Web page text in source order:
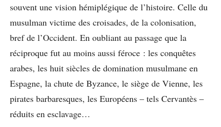
souvent une vision hémiplégique de l’histoire. Celle du
musulman victime des croisades, de la colonisation,
bref de l’Occident. En oubliant au passage que la
réciproque fut au moins aussi féroce : les conquêtes
arabes, les huit siècles de domination musulmane en
Espagne, la chute de Byzance, le siège de Vienne, les
pirates barbaresques, les Européens – tels Cervantès –
réduits en esclavage…